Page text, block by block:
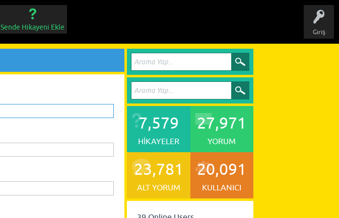
Giriş
Sende Hikayeni Ekle
7,579
HIKAYELER
27,971
YORUM
23,781
ALT YORUM
20,091
KULLANICI